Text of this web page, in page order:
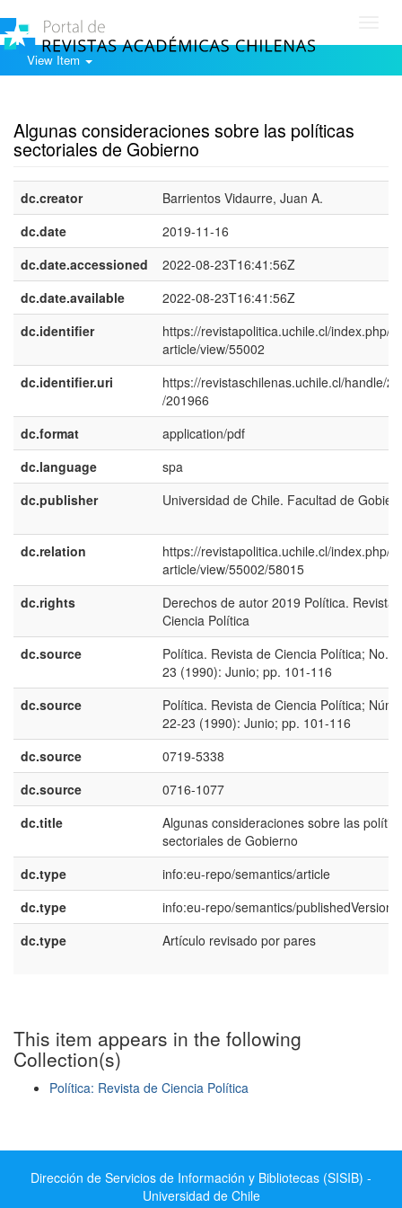
View Item
Algunas consideraciones sobre las políticas
sectoriales de Gobierno
dc.creator
Barrientos Vidaurre, Juan A.
dc.date
2019-11-16
dc.date.accessioned
2022-08-23T16:41:56Z
dc.date.available
2022-08-23T16:41:56Z
dc.identifier
https://revistapolitica.uchile.cl/index.php/
article/view/55002
dc.identifier.uri
https://revistaschilenas.uchile.cl/handle/
/201966
dc.format
application/pdf
dc.language
spa
dc.publisher
Universidad de Chile. Facultad de
dc.relation
https://revistapolitica.uchile.cl/index.php/
article/view/55002/58015
dc.rights
Derechos de autor 2019 Política. Revista
Ciencia Política
dc.source
Política. Revista de Ciencia Política; No.
23 (1990): Junio; pp. 101-116
dc.source
Política. Revista de Ciencia Política; Núm.
22-23 (1990): Junio; pp. 101-116
dc.source
0719-5338
dc.source
0716-1077
dc.title
Algunas consideraciones sobre las
sectoriales de Gobierno
dc.type
info:eu-repo/semantics/article
dc.type
info:eu-repo/semantics/publishedVersion
dc.type
Artículo revisado por pares
This item appears in the following
Collection(s)
Política: Revista de Ciencia Política
Dirección de Servicios de Información y Bibliotecas (SISIB) -
Universidad de Chile